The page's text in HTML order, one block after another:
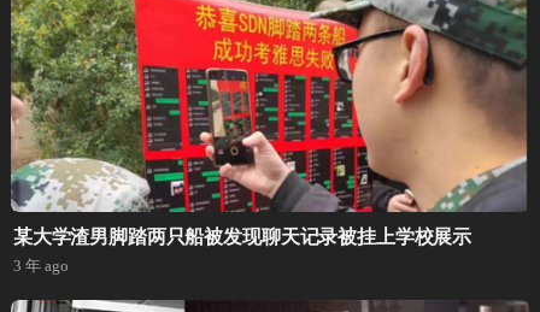
某大学渣男脚踏两只船被发现聊天记录被挂上学校展示
3 年 ago